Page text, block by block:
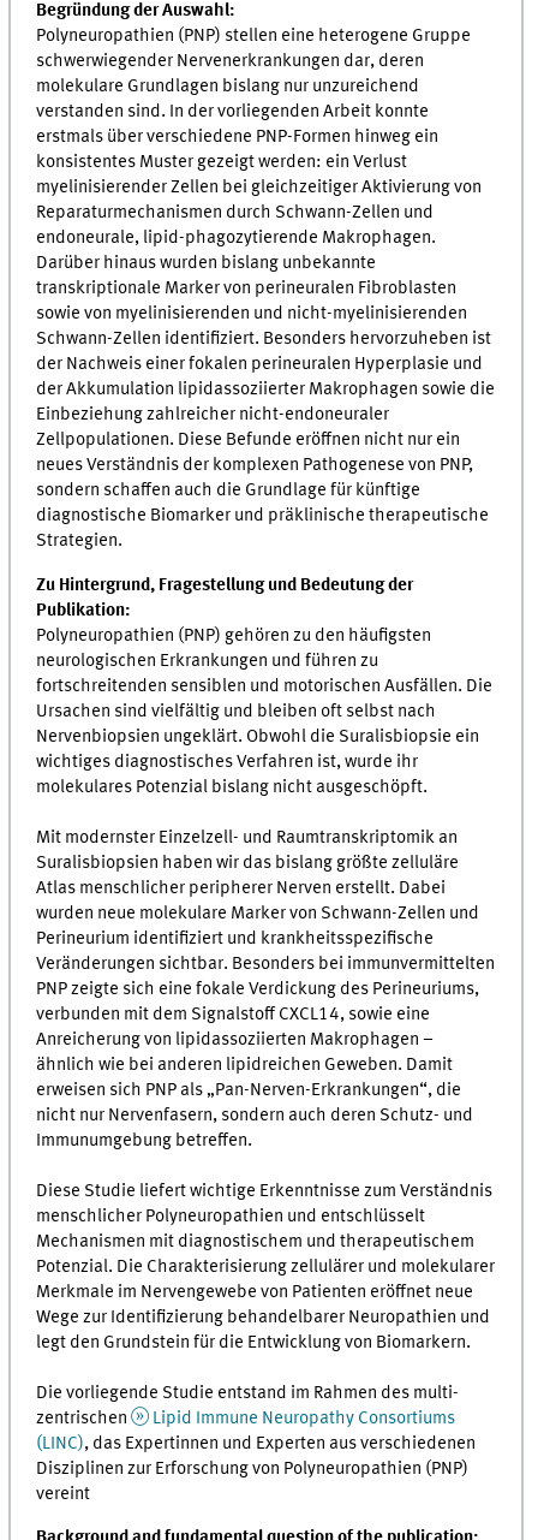
Begründung der Auswahl:
Polyneuropathien (PNP) stellen eine heterogene Gruppe
schwerwiegender Nervenerkrankungen dar, deren
molekulare Grundlagen bislang nur unzureichend
verstanden sind. In der vorliegenden Arbeit konnte
erstmals über verschiedene PNP-Formen hinweg ein
konsistentes Muster gezeigt werden: ein Verlust
myelinisierender Zellen bei gleichzeitiger Aktivierung von
Reparaturmechanismen durch Schwann-Zellen und
endoneurale, lipid-phagozytierende Makrophagen.
Darüber hinaus wurden bislang unbekannte
transkriptionale Marker von perineuralen Fibroblasten
sowie von myelinisierenden und nicht-myelinisierenden
Schwann-Zellen identifiziert. Besonders hervorzuheben ist
der Nachweis einer fokalen perineuralen Hyperplasie und
der Akkumulation lipidassoziierter Makrophagen sowie die
Einbeziehung zahlreicher nicht-endoneuraler
Zellpopulationen. Diese Befunde eröffnen nicht nur ein
neues Verständnis der komplexen Pathogenese von PNP,
sondern schaffen auch die Grundlage für künftige
diagnostische Biomarker und präklinische therapeutische
Strategien.
Zu Hintergrund, Fragestellung und Bedeutung der
Publikation:
Polyneuropathien (PNP) gehören zu den häufigsten
neurologischen Erkrankungen und führen zu
fortschreitenden sensiblen und motorischen Ausfällen. Die
Ursachen sind vielfältig und bleiben oft selbst nach
Nervenbiopsien ungeklärt. Obwohl die Suralisbiopsie ein
wichtiges diagnostisches Verfahren ist, wurde ihr
molekulares Potenzial bislang nicht ausgeschöpft.
Mit modernster Einzelzell- und Raumtranskriptomik an
Suralisbiopsien haben wir das bislang größte zelluläre
Atlas menschlicher peripherer Nerven erstellt. Dabei
wurden neue molekulare Marker von Schwann-Zellen und
Perineurium identifiziert und krankheitsspezifische
Veränderungen sichtbar. Besonders bei immunvermittelten
PNP zeigte sich eine fokale Verdickung des Perineuriums,
verbunden mit dem Signalstoff CXCL14, sowie eine
Anreicherung von lipidassoziierten Makrophagen –
ähnlich wie bei anderen lipidreichen Geweben. Damit
erweisen sich PNP als „Pan-Nerven-Erkrankungen“, die
nicht nur Nervenfasern, sondern auch deren Schutz- und
Immunumgebung betreffen.
Diese Studie liefert wichtige Erkenntnisse zum Verständnis
menschlicher Polyneuropathien und entschlüsselt
Mechanismen mit diagnostischem und therapeutischem
Potenzial. Die Charakterisierung zellulärer und molekularer
Merkmale im Nervengewebe von Patienten eröffnet neue
Wege zur Identifizierung behandelbarer Neuropathien und
legt den Grundstein für die Entwicklung von Biomarkern.
Die vorliegende Studie entstand im Rahmen des multi-
zentrischen
Lipid Immune Neuropathy Consortiums
(LINC), das Expertinnen und Experten aus verschiedenen
Disziplinen zur Erforschung von Polyneuropathien (PNP)
vereint